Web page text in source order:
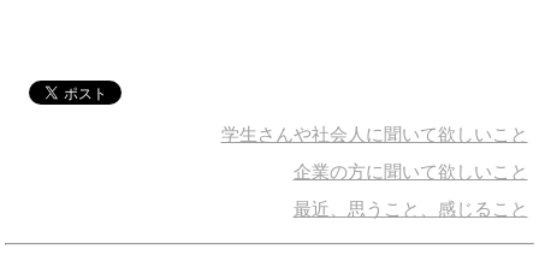
学生さんや社会人に聞いて欲しいこと
企業の方に聞いて欲しいこと
最近、思うこと、感じること